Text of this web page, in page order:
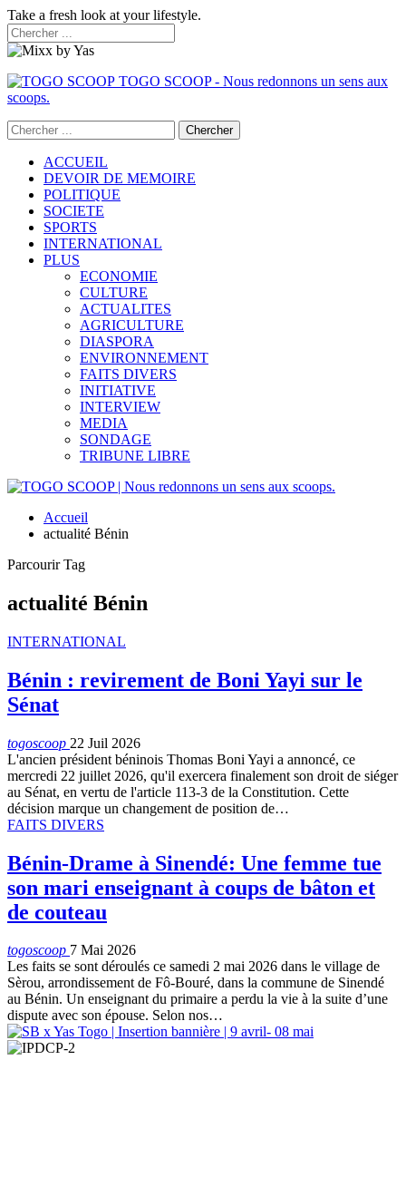
Take a fresh look at your lifestyle.
TOGO SCOOP - Nous redonnons un sens aux
scoops.
ACCUEIL
DEVOIR DE MEMOIRE
POLITIQUE
SOCIETE
SPORTS
INTERNATIONAL
PLUS
ECONOMIE
CULTURE
ACTUALITES
AGRICULTURE
DIASPORA
ENVIRONNEMENT
FAITS DIVERS
INITIATIVE
INTERVIEW
MEDIA
SONDAGE
TRIBUNE LIBRE
Accueil
actualité Bénin
Parcourir Tag
actualité Bénin
INTERNATIONAL
Bénin : revirement de Boni Yayi sur le
Sénat
togoscoop 22 Juil 2026
L'ancien président béninois Thomas Boni Yayi a annoncé, ce
mercredi 22 juillet 2026, qu'il exercera finalement son droit de siéger
au Sénat, en vertu de l'article 113-3 de la Constitution. Cette
décision marque un changement de position de…
FAITS DIVERS
Bénin-Drame à Sinendé: Une femme tue
son mari enseignant à coups de bâton et
de couteau
togoscoop 7 Mai 2026
Les faits se sont déroulés ce samedi 2 mai 2026 dans le village de
Sèrou, arrondissement de Fô-Bouré, dans la commune de Sinendé
au Bénin. Un enseignant du primaire a perdu la vie à la suite d’une
dispute avec son épouse. Selon nos…